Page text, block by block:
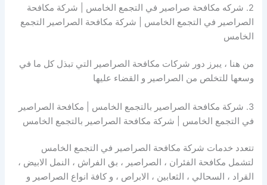
2. شركه مكافحة صراصير في التجمع الخامس | شركة مكافحة
الصراصير في التجمع الخامس | شركة مكافحة الصراصير التجمع
الخامس
من هنا ، يبرز دور شركات مكافحة الصراصير التي تبذل كل ما في
وسعها للتخلص من الصراصير و القضاء عليها
3. شركة مكافحة الصراصير بالتجمع الخامس | مكافحة الصراصير
في التجمع الخامس | شركة مكافحة الصراصير بالتجمع الخامس
تتعدد خدمات شركة مكافحة الصراصير في التجمع الخامس
لتشمل مكافحة الفئران ، الصراصير ، بق الفراش ، النمل الابيض ،
القراد ، السحالي ، الثعابين ، الابراص ، و كافة انواع الصراصير و